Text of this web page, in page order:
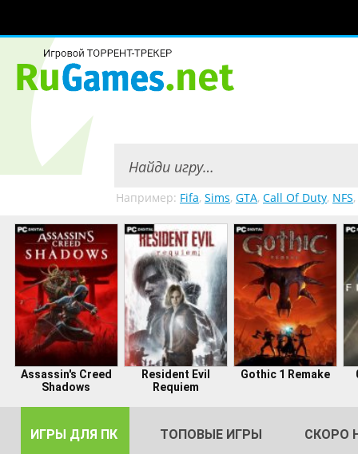
Например: Fifa, Sims, GTA, Call Of Duty, NFS,
Assassin's Creed
Shadows
Resident Evil
Requiem
Gothic 1 Remake
ИГРЫ ДЛЯ ПК ТОПОВЫЕ ИГРЫ СКОРО